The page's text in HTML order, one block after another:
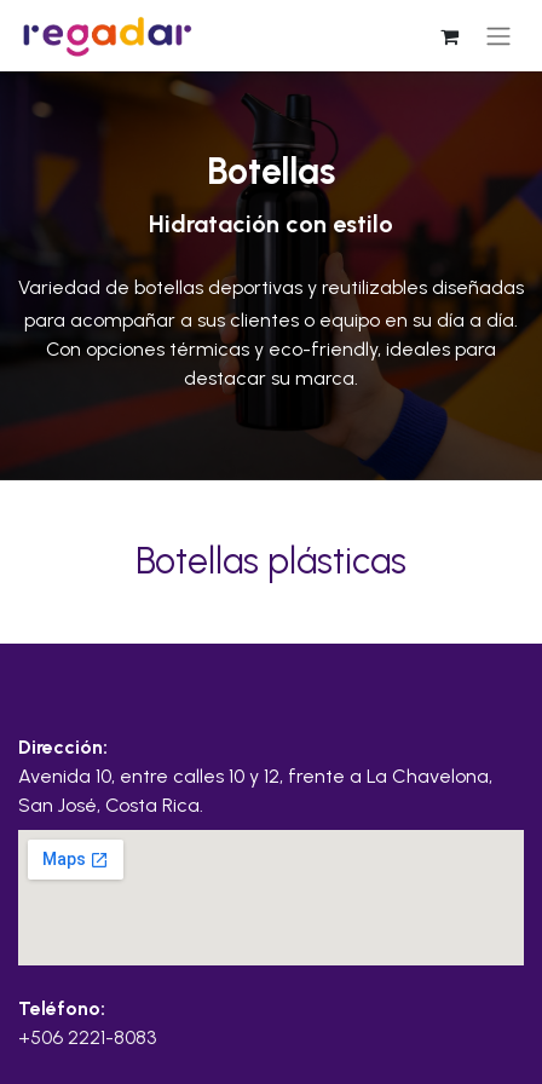
Botellas
Hidratación con estilo
Variedad de botellas deportivas y reutilizables diseñadas
para acompañar a sus clientes o equipo en su día a día.
Con opciones térmicas y eco-friendly, ideales para
destacar su marca.
Botellas plásticas
Dirección:
Avenida 10, entre calles 10 y 12, frente a La Chavelona,
San José, Costa Rica.
Teléfono:
+506 2221-8083